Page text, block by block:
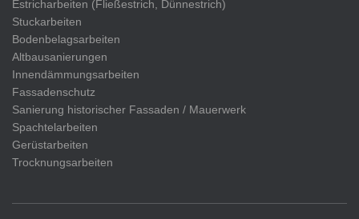
Estricharbeiten (Fließestrich, Dünnestrich)
Stuckarbeiten
Bodenbelagsarbeiten
Altbausanierungen
Innendämmungsarbeiten
Fassadenschutz
Sanierung historischer Fassaden / Mauerwerk
Spachtelarbeiten
Gerüstarbeiten
Trocknungsarbeiten